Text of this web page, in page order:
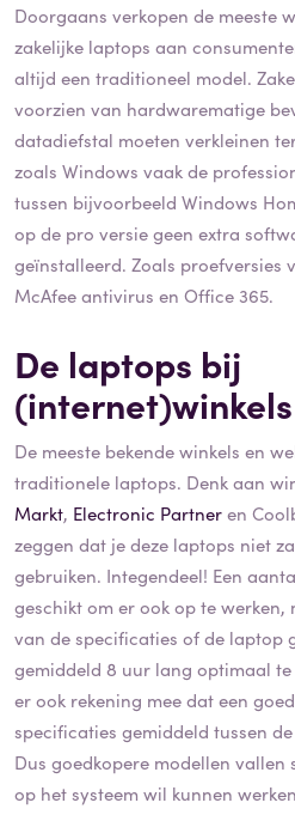
Doorgaans verkopen de meeste
zakelijke laptops aan
altijd een traditioneel model.
voorzien van hardwarematige
datadiefstal moeten verkleinen
zoals Windows vaak de
tussen bijvoorbeeld Windows
op de pro versie geen extra
geïnstalleerd. Zoals proefversies
McAfee antivirus en Office 365.
De laptops bij
(internet)winkels
De meeste bekende winkels en
traditionele laptops. Denk aan
Markt, Electronic Partneren
zeggen dat je deze laptops niet
gebruiken. Integendeel! Een
geschikt om er ook op te
van de specificaties of de laptop
gemiddeld 8 uur lang optimaal
er ook rekening mee dat een
specificaties gemiddeld tussen
Dus goedkopere modellen
op het systeem wil kunnen